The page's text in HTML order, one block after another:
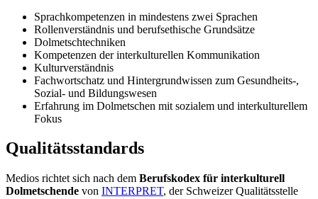
Sprachkompetenzen in mindestens zwei Sprachen
Rollenverständnis und berufsethische Grundsätze
Dolmetschtechniken
Kompetenzen der interkulturellen Kommunikation
Kulturverständnis
Fachwortschatz und Hintergrundwissen zum Gesundheits-,
Sozial- und Bildungswesen
Erfahrung im Dolmetschen mit sozialem und interkulturellem
Fokus
Qualitätsstandards
Medios richtet sich nach dem Berufskodex für interkulturell
Dolmetschende von INTERPRET, der Schweizer Qualitätsstelle